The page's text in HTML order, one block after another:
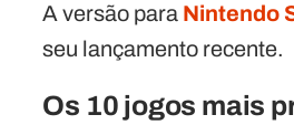
A versão para Nintendo
seu lançamento recente.
Os 10 jogos mais